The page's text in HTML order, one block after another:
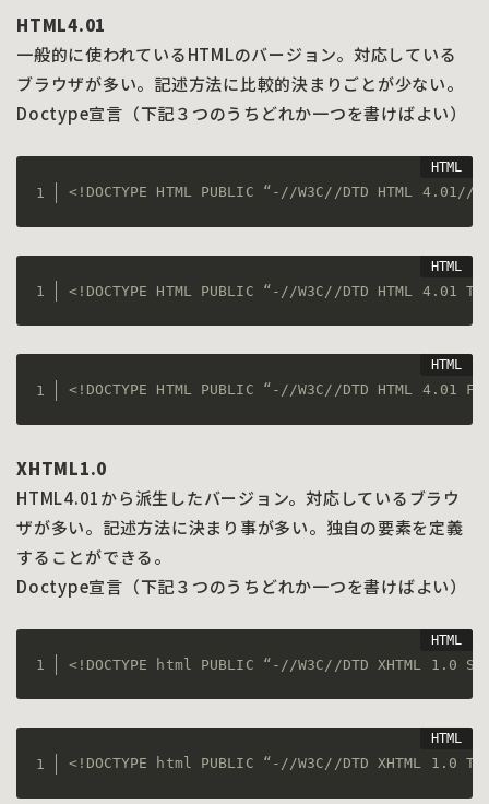
HTML4.01
一般的に使われているHTMLのバージョン。対応している
ブラウザが多い。記述方法に比較的決まりごとが少ない。
Doctype宣言（下記３つのうちどれか一つを書けばよい）
<!DOCTYPE HTML PUBLIC “-//W3C//DTD HTML
<!DOCTYPE HTML PUBLIC “-//W3C//DTD HTML
<!DOCTYPE HTML PUBLIC “-//W3C//DTD HTML
XHTML1.0
HTML4.01から派生したバージョン。対応しているブラウ
ザが多い。記述方法に決まり事が多い。独自の要素を定義
することができる。
Doctype宣言（下記３つのうちどれか一つを書けばよい）
<!DOCTYPE html PUBLIC “-//W3C//DTD XHTML
<!DOCTYPE html PUBLIC “-//W3C//DTD XHTML